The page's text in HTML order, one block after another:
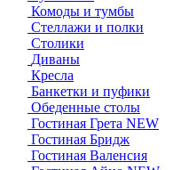
Комоды и тумбы
Стеллажи и полки
Столики
Диваны
Кресла
Банкетки и пуфики
Обеденные столы
Гостиная Грета NEW
Гостиная Бридж
Гостиная Валенсия